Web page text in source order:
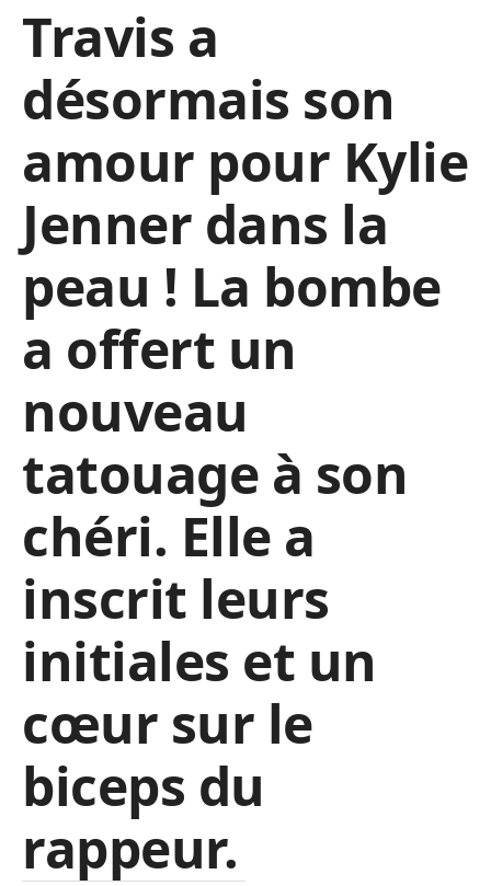
Travis a
désormais son
amour pour Kylie
Jenner dans la
peau ! La bombe
a offert un
nouveau
tatouage à son
chéri. Elle a
inscrit leurs
initiales et un
cœur sur le
biceps du
rappeur.